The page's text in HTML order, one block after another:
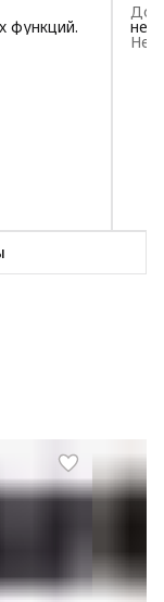
функций.